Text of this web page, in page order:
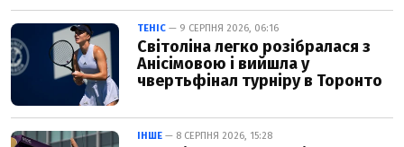
ТЕНІС — 9 СЕРПНЯ 2026, 06:16
Світоліна легко розібралася з
Анісімовою і вийшла у
чвертьфінал турніру в Торонто
ІНШЕ — 8 СЕРПНЯ 2026, 15:28